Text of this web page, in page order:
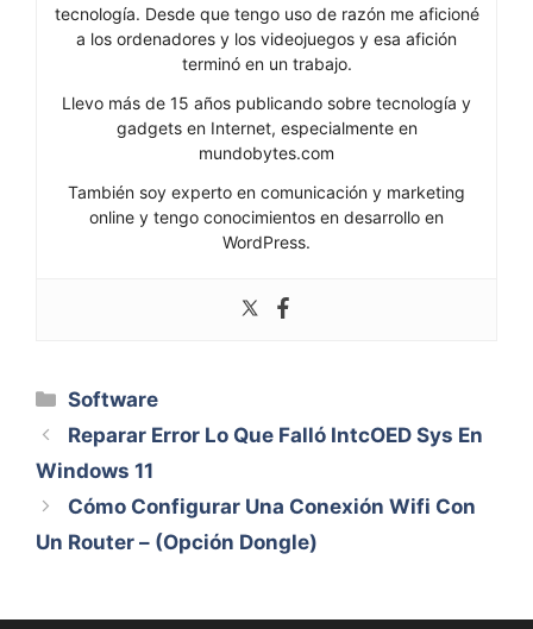
tecnología. Desde que tengo uso de razón me aficioné
a los ordenadores y los videojuegos y esa afición
terminó en un trabajo.
Llevo más de 15 años publicando sobre tecnología y
gadgets en Internet, especialmente en
mundobytes.com
También soy experto en comunicación y marketing
online y tengo conocimientos en desarrollo en
WordPress.
Categorías
Software
Reparar Error Lo Que Falló IntcOED Sys En
Windows 11
Cómo Configurar Una Conexión Wifi Con
Un Router – (Opción Dongle)